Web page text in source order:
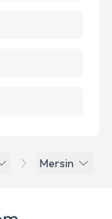
Mersin